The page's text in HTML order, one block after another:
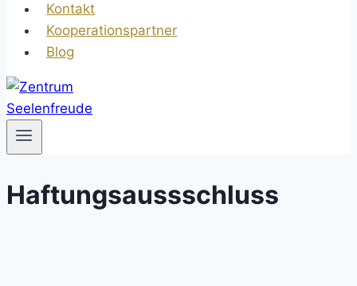
Kontakt
Kooperationspartner
Blog
Haftungsaussschluss